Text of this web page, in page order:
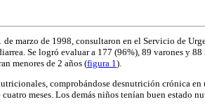
marzo de 1998, consultaron en el Servicio de
Se logró evaluar a 177 (96%), 89 varones y
menores de 2 años (figura 1 ).
comprobándose desnutrición crónica en
meses. Los demás niños tenían buen estado